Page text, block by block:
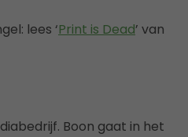
lees ‘Print is Dead’ van
Boon gaat in het